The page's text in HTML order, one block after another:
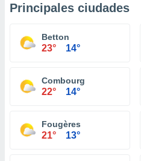
Principales ciudades
Betton
23° 14°
Combourg
22° 14°
Fougères
21° 13°